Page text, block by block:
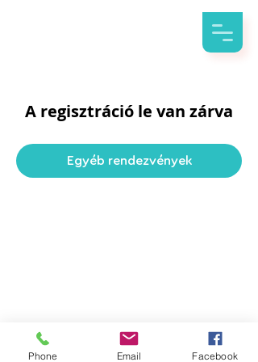
A regisztráció le van zárva
Egyéb rendezvények
Phone Email Facebook